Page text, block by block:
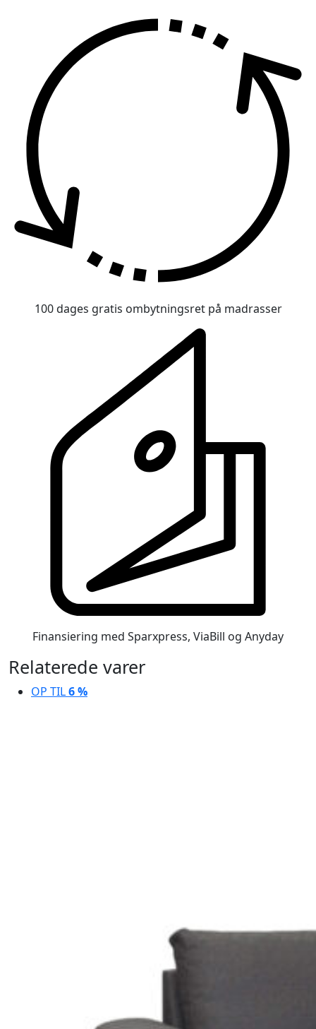
100 dages gratis ombytningsret på madrasser
Finansiering med Sparxpress, ViaBill og Anyday
Relaterede varer
OP TIL6 %